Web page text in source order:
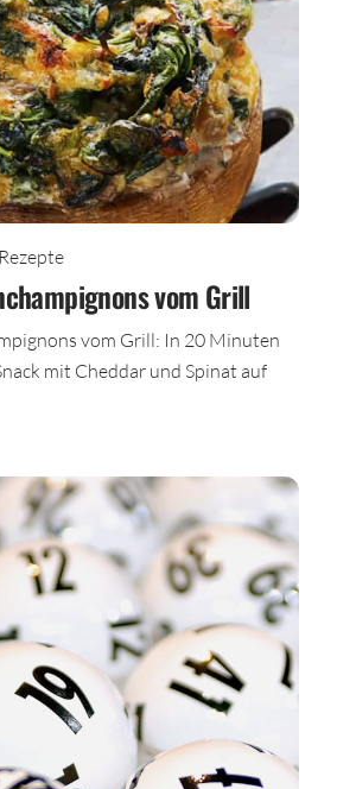
vom Grill
vom Grill: In 20 Minuten
mit Cheddar und Spinat auf